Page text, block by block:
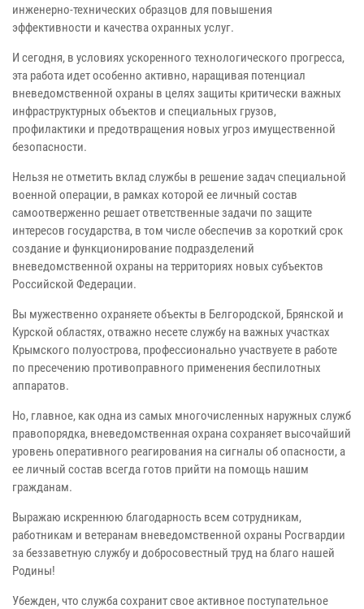
инженерно-технических образцов для повышения
эффективности и качества охранных услуг.
И сегодня, в условиях ускоренного технологического прогресса,
эта работа идет особенно активно, наращивая потенциал
вневедомственной охраны в целях защиты критически важных
инфраструктурных объектов и специальных грузов,
профилактики и предотвращения новых угроз имущественной
безопасности.
Нельзя не отметить вклад службы в решение задач специальной
военной операции, в рамках которой ее личный состав
самоотверженно решает ответственные задачи по защите
интересов государства, в том числе обеспечив за короткий срок
создание и функционирование подразделений
вневедомственной охраны на территориях новых субъектов
Российской Федерации.
Вы мужественно охраняете объекты в Белгородской, Брянской и
Курской областях, отважно несете службу на важных участках
Крымского полуострова, профессионально участвуете в работе
по пресечению противоправного применения беспилотных
аппаратов.
Но, главное, как одна из самых многочисленных наружных служб
правопорядка, вневедомственная охрана сохраняет высочайший
уровень оперативного реагирования на сигналы об опасности, а
ее личный состав всегда готов прийти на помощь нашим
гражданам.
Выражаю искреннюю благодарность всем сотрудникам,
работникам и ветеранам вневедомственной охраны Росгвардии
за беззаветную службу и добросовестный труд на благо нашей
Родины!
Убежден, что служба сохранит свое активное поступательное